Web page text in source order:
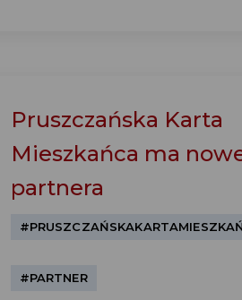
Pruszczańska Karta
Mieszkańca ma
partnera
#PARTNER